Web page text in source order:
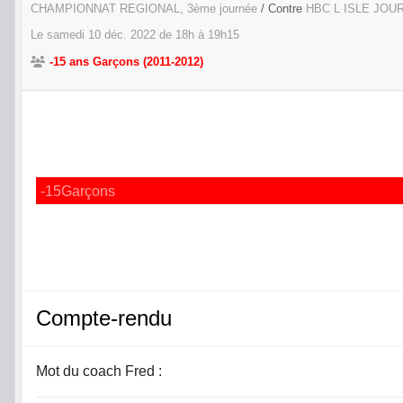
CHAMPIONNAT REGIONAL, 3ème journée / Contre HBC L ISLE
Le samedi 10 déc. 2022 de 18h à 19h15
-15 ans Garçons (2011-2012)
-15Garçons
Compte-rendu
Mot du coach Fred :